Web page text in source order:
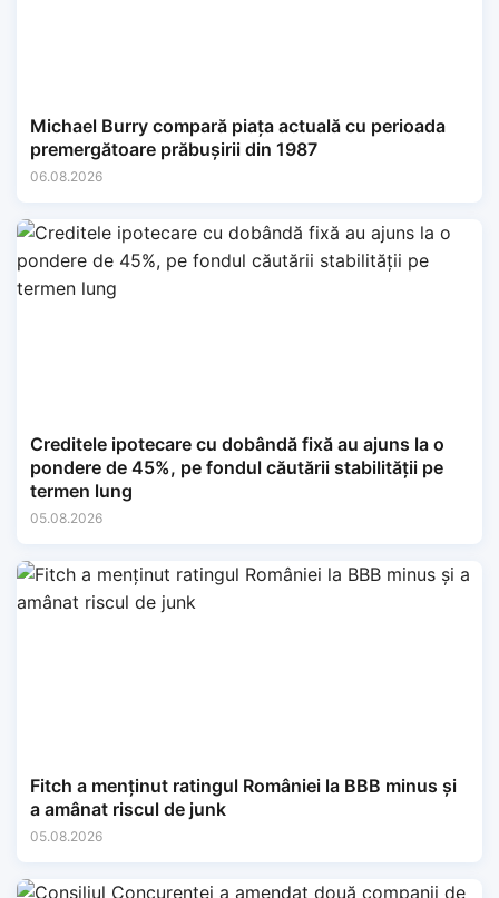
Michael Burry compară piața actuală cu perioada
premergătoare prăbușirii din 1987
06.08.2026
Creditele ipotecare cu dobândă fixă au ajuns la o
pondere de 45%, pe fondul căutării stabilității pe
termen lung
05.08.2026
Fitch a menținut ratingul României la BBB minus și
a amânat riscul de junk
05.08.2026